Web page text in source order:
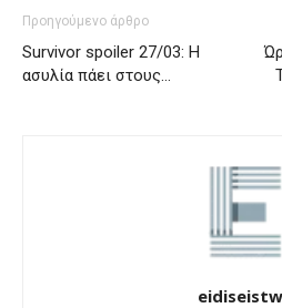
Προηγούμενο άρθρο
Survivor spoiler 27/03: Η
ασυλία πάει στους…